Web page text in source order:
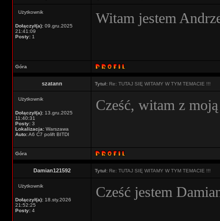
Użytkownik
Dołączył(a): 09.gru.2025
21:41:09
Posty: 1
Witam jestem
Góra
szatann Tytuł: Re: TUTAJ SIĘ WITAMY W TYM TEMACIE !!!
Użytkownik
Dołączył(a): 13.gru.2025
11:40:31
Posty: 3
Lokalizacja: Warszawa
Auto:A6 C7 polift BITDI
Cześć, witam z
Góra
Damian121592 Tytuł: Re: TUTAJ SIĘ WITAMY W TYM TEMACIE !!!
Użytkownik
Dołączył(a): 18.sty.2026
21:52:25
Posty: 4
Cześć jestem